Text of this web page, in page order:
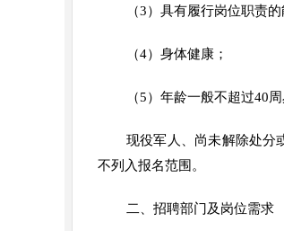
（3）具有履行岗位职责的
（4）身体健康；
（5）年龄一般不超过40
现役军人、尚未解除处分
不列入报名范围。
二、招聘部门及岗位需求